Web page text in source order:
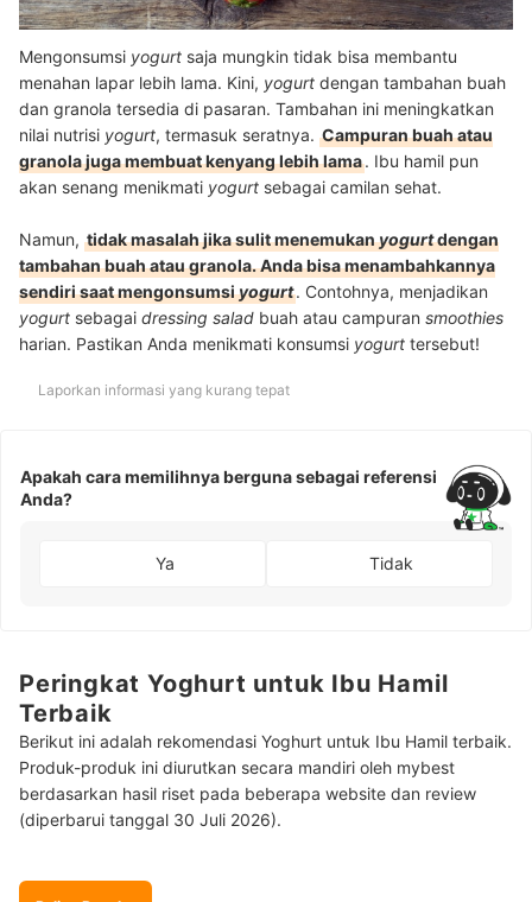
Mengonsumsi yogurt saja mungkin tidak bisa membantu
menahan lapar lebih lama. Kini, yogurt dengan tambahan buah
dan granola tersedia di pasaran. Tambahan ini meningkatkan
nilai nutrisi yogurt, termasuk seratnya. Campuran buah atau
granola juga membuat kenyang lebih lama. Ibu hamil pun
akan senang menikmati yogurt sebagai camilan sehat.
Namun, tidak masalah jika sulit menemukanyogurtdengan
tambahan buah atau granola. Anda bisa menambahkannya
sendiri saat mengonsumsiyogurt. Contohnya, menjadikan
yogurt sebagai dressing salad buah atau campuran smoothies
harian. Pastikan Anda menikmati konsumsi yogurt tersebut!
Laporkan informasi yang kurang tepat
Apakah cara memilihnya berguna sebagai referensi
Anda?
Ya Tidak
Peringkat Yoghurt untuk Ibu Hamil
Terbaik
Berikut ini adalah rekomendasi Yoghurt untuk Ibu Hamil terbaik.
Produk-produk ini diurutkan secara mandiri oleh mybest
berdasarkan hasil riset pada beberapa website dan review
(diperbarui tanggal 30 Juli 2026).